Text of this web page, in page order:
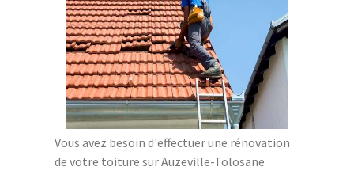
Vous avez besoin d'effectuer une rénovation
de votre toiture sur Auzeville-Tolosane